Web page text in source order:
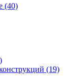
(40)
(19)